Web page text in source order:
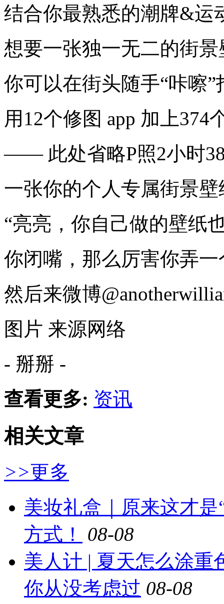
结合你最熟悉的潮牌&运
想要一张独一无二的街
你可以在街头随手“咔嚓”
用12个修图 app 加上374
—— 此处省略P照2小时
一张你的个人专属街景
“亮亮，你自己做的壁纸
你闭嘴，那么厉害你弄一
然后来微博
图片 来源网络
- 掰掰 -
查看更多: 资讯
相关文章
>>更多
美妆礼盒｜原来这才
方式！
08-08
美人计 | 夏天怎么涂重
你从没考虑过 08-08